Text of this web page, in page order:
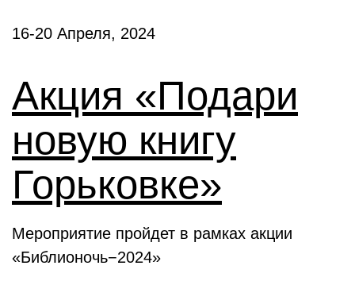
16-20 Апреля, 2024
Акция «Подари
новую книгу
Горьковке»
Мероприятие пройдет в рамках акции
«Библионочь−2024»